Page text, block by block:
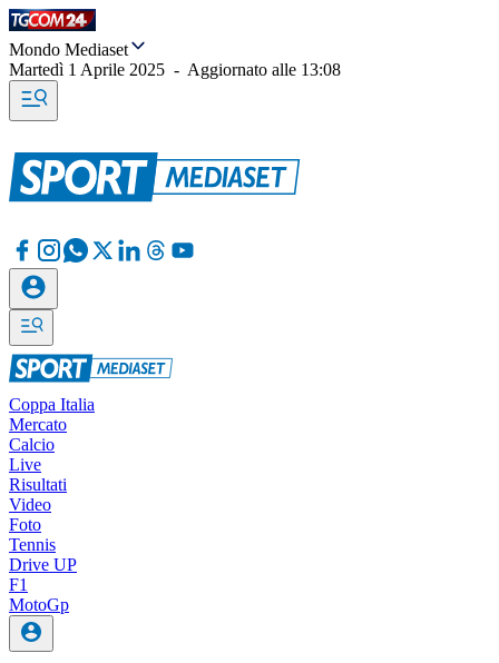
Mondo Mediaset
Martedì 1 Aprile 2025 - Aggiornato alle 13:08
Coppa Italia
Mercato
Calcio
Live
Risultati
Video
Foto
Tennis
Drive UP
F1
MotoGp